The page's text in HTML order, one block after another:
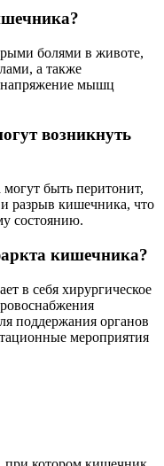
болями в животе,
а также
напряжение мышц
возникнуть
быть перитонит,
разрыв кишечника, что
состоянию.
кишечника?
в себя хирургическое
поддержания органов
мероприятия